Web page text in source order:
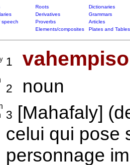
Roots
Dictionaries
Derivatives
Grammars
speech Proverbs
Articles
Elements/composites Plates and Tables
1
2 noun
3 [Mahafaly]
celui qui pose
personnage